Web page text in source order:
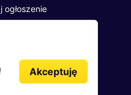
ogłoszenie
Akceptuję